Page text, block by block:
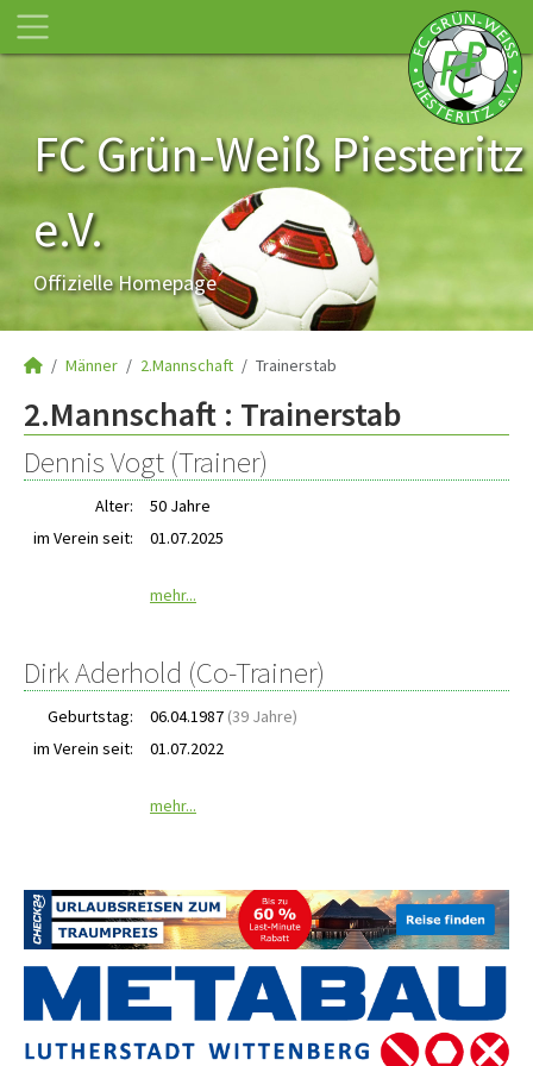
FC Grün-Weiß Piesteritz
e.V.
Offizielle Homepage
Männer 2.Mannschaft Trainerstab
2.Mannschaft : Trainerstab
Dennis Vogt (Trainer)
Alter:
50 Jahre
im Verein seit:
01.07.2025
mehr...
Dirk Aderhold (Co-Trainer)
Geburtstag: 06.04.1987 (39 Jahre)
im Verein seit:
01.07.2022
mehr...